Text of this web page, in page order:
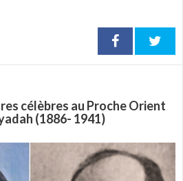
célèbres au Proche Orient
(1886- 1941)